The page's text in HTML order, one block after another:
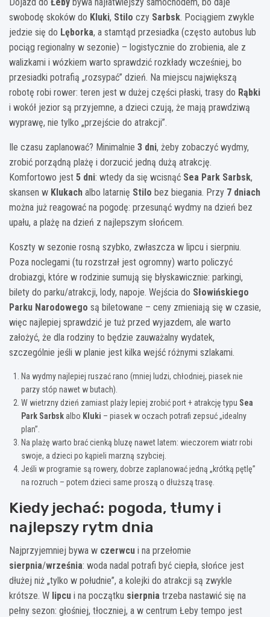
swobodę skoków do Kluki, Stilo czy Sarbsk. Pociągiem zwykle
jedzie się do Lęborka, a stamtąd przesiadka (często autobus lub
pociąg regionalny w sezonie) – logistycznie do zrobienia, ale z
walizkami i wózkiem warto sprawdzić rozkłady wcześniej, bo
przesiadki potrafią „rozsypać” dzień. Na miejscu największą
robotę robi rower: teren jest w dużej części płaski, trasy do Rąbki
i wokół jezior są przyjemne, a dzieci czują, że mają prawdziwą
wyprawę, nie tylko „przejście do atrakcji”.
Ile czasu zaplanować? Minimalnie 3 dni, żeby zobaczyć wydmy,
zrobić porządną plażę i dorzucić jedną dużą atrakcję.
Komfortowo jest 5 dni: wtedy da się wcisnąć Sea Park Sarbsk,
skansen w Klukach albo latarnię Stilo bez biegania. Przy 7 dniach
można już reagować na pogodę: przesunąć wydmy na dzień bez
upału, a plażę na dzień z najlepszym słońcem.
Koszty w sezonie rosną szybko, zwłaszcza w lipcu i sierpniu.
Poza noclegami (tu rozstrzał jest ogromny) warto policzyć
drobiazgi, które w rodzinie sumują się błyskawicznie: parkingi,
bilety do parku/atrakcji, lody, napoje. Wejścia do Słowińskiego
Parku Narodowego są biletowane – ceny zmieniają się w czasie,
więc najlepiej sprawdzić je tuż przed wyjazdem, ale warto
założyć, że dla rodziny to będzie zauważalny wydatek,
szczególnie jeśli w planie jest kilka wejść różnymi szlakami.
Na wydmy najlepiej ruszać rano (mniej ludzi, chłodniej, piasek nie
parzy stóp nawet w butach).
W wietrzny dzień zamiast plaży lepiej zrobić port + atrakcję typu Sea
Park Sarbskalbo Kluki – piasek w oczach potrafi zepsuć „idealny
plan”.
Na plażę warto brać cienką bluzę nawet latem: wieczorem wiatr robi
swoje, a dzieci po kąpieli marzną szybciej.
Jeśli w programie są rowery, dobrze zaplanować jedną „krótką pętlę”
na rozruch – potem dzieci same proszą o dłuższą trasę.
Kiedy jechać: pogoda, tłumy i
najlepszy rytm dnia
Najprzyjemniej bywa w czerwcu i na przełomie
sierpnia/września: woda nadal potrafi być ciepła, słońce jest
dłużej niż „tylko w południe”, a kolejki do atrakcji są zwykle
krótsze. W lipcu i na początku sierpnia trzeba nastawić się na
pełny sezon: głośniej, tłoczniej, a w centrum Łeby tempo jest